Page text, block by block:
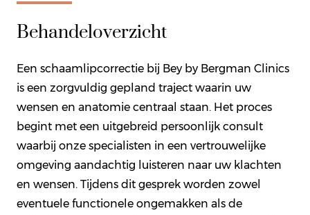
Behandeloverzicht
Een schaamlipcorrectie bij Bey by Bergman Clinics
is een zorgvuldig gepland traject waarin uw
wensen en anatomie centraal staan. Het proces
begint met een uitgebreid persoonlijk consult
waarbij onze specialisten in een vertrouwelijke
omgeving aandachtig luisteren naar uw klachten
en wensen. Tijdens dit gesprek worden zowel
eventuele functionele ongemakken als de